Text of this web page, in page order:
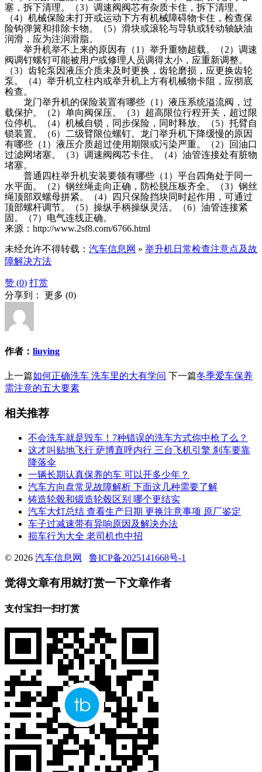
塞，拆下清理。（3）调速阀阀芯有杂质卡住，拆下清理。
（4）机械保险未打开或运动下方有机械障碍物卡住，检查保
险钩弹簧和排除卡物。（5）滑块或滚轮与导轨或转动轴缺油
润滑，应为注润滑脂。
举升机举不上来的原因有（1）举升重物超载。（2）调速
阀调钉螺钉可能被用户或修理人员调得太小，应重新调整。
（3）齿轮泵因液压介质未及时更换，齿轮磨损，应更换齿轮
泵。（4）举升机立柱内或举升机上方有机械物卡阻，应彻底
检查。
龙门举升机的保险装置有哪些（1）液压系统溢流阀，过
载保护。（2）单向阀保压。（3）超高限位行程开关，超过限
位停机。（4）机械自锁，同步保险，同时释放。（5）托臂自
锁装置。（6）二级臂限位螺钉。龙门举升机下降缓慢的原因
有哪些（1）液压介质超过使用期限或污染严重。（2）回油口
过滤网堵塞。（3）调速阀阀芯卡住。（4）油管连接处有脏物
堵塞。
普通四柱举升机安装要领有哪些（1）平台四角处于同一
水平面。（2）钢丝绳走向正确，防松脱压板齐全。（3）钢丝
绳顶部双螺母拼紧。（4）四只保险挡块同时起作用，可通过
顶部螺杆调节。（5）操纵手柄操纵灵活。（6）油管连接紧
固。（7）电气连线正确。
来源：http://www.2sf8.com/6766.html
未经允许不得转载： 汽车信息网 » 举升机日常检查注意点及故
障解决方法
赞 (0) 打赏
分享到： 更多 (0)
作者： liuying
上一篇如何正确洗车 洗车里的大有学问 下一篇冬季爱车保养
需注意的五大要素
相关推荐
不会洗车就是毁车！7种错误的洗车方式你中枪了么？
这才叫贴地飞行 萨博直呼内行 三台飞机引擎 刹车要靠
降落伞
一辆长期认真保养的车 可以开多少年？
汽车方向盘常见故障解析 下面这几种需要了解
铸造轮毂和锻造轮毂区别 哪个更结实
汽车大灯总结 查看生产日期 更换注意事项 原厂鉴定
车子过减速带有异响原因及解决办法
损车行为大全 老司机也中招
© 2026 汽车信息网 鲁ICP备2025141668号-1
觉得文章有用就打赏一下文章作者
支付宝扫一扫打赏